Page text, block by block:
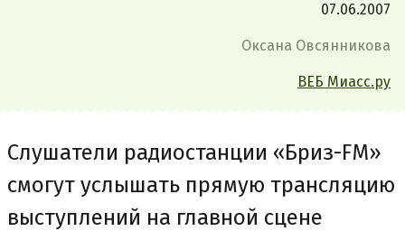
07.06.2007
Оксана Овсянникова
ВЕБ Миасс.ру
Слушатели радиостанции «Бриз-FM»
смогут услышать прямую трансляцию
выступлений на главной сцене